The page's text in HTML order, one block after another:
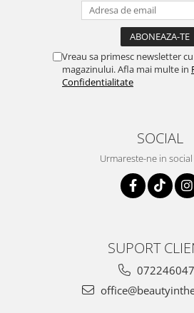
Vreau sa primesc newsletter
magazinului. Afla mai multe in
Confidentialitate
SOCIAL
Urmareste-ne in
SUPORT